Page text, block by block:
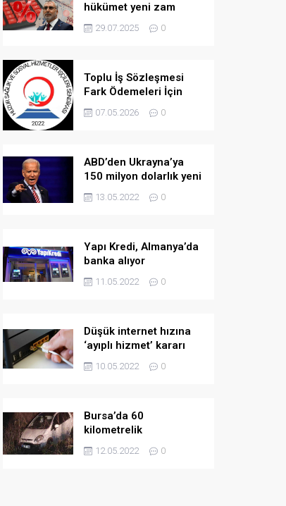
hükümet yeni zam
teklifi verdi iddiası!
29.07.2025 0
Toplu İş Sözleşmesi
Fark Ödemeleri İçin
Açılan Davada Yeni
Gelişme: Bilirkişi
07.05.2026 0
ABD’den Ukrayna’ya
150 milyon dolarlık yeni
askeri yardım
13.05.2022 0
Yapı Kredi, Almanya’da
banka alıyor
11.05.2022 0
Düşük internet hızına
‘ayıplı hizmet’ kararı
10.05.2022 0
Bursa’da 60
kilometrelik
kovalamaca!
12.05.2022 0